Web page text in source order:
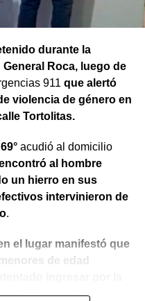
durante la
General Roca, luego de
911 que alertó
violencia de género en
Tortolitas.
acudió al domicilio
al hombre
un hierro en sus
intervinieron de
.
el lugar manifestó que
de edad
abrir la puerta.Además,